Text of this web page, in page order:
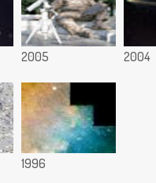
2005 2004
1996